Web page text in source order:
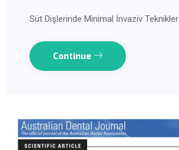
Süt Dişlerinde Minimal İnvaziv Teknikler
Continue